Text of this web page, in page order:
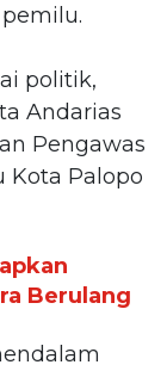
politik,
Andarias
Pengawas
Kota Palopo
Berulang